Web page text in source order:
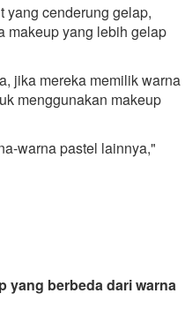
yang cenderung gelap,
makeup yang lebih gelap
jika mereka memilik warna
menggunakan makeup
warna pastel lainnya,"
yang berbeda dari warna